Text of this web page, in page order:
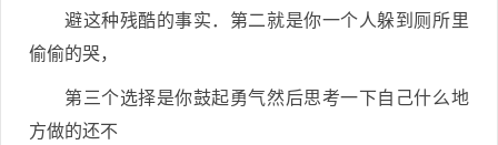
避这种残酷的事实．第二就是你一个人躲到厕所里
偷偷的哭，
第三个选择是你鼓起勇气然后思考一下自己什么地
方做的还不